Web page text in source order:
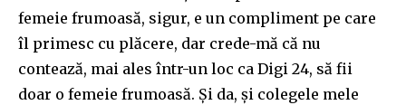
femeie frumoasă, sigur, e un compliment pe care
îl primesc cu plăcere, dar crede-mă că nu
contează, mai ales într-un loc ca Digi 24, să fii
doar o femeie frumoasă. Și da, și colegele mele